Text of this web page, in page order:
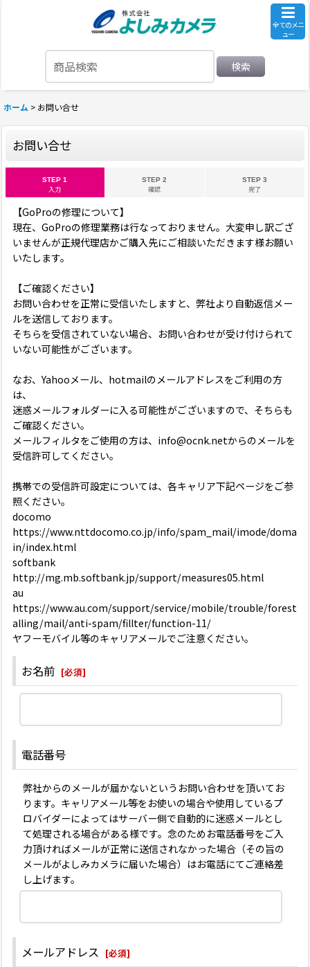
全てのメニ
ュー
検索
ホーム > お問い合せ
お問い合せ
STEP 1
入力
STEP 2
確認
STEP 3
完了
【GoProの修理について】
現在、GoProの修理業務は行なっておりません。大変申し訳ござ
いませんが正規代理店かご購入先にご相談いただきます様お願い
いたします。
【ご確認ください】
お問い合わせを正常に受信いたしますと、弊社より自動返信メー
ルを送信しております。
そちらを受信されていない場合、お問い合わせが受け付けられて
いない可能性がございます。
なお、Yahooメール、hotmailのメールアドレスをご利用の方
は、
迷惑メールフォルダーに入る可能性がございますので、そちらも
ご確認ください。
メールフィルタをご使用の方は、info@ocnk.netからのメールを
受信許可してください。
携帯での受信許可設定については、各キャリア下記ページをご参
照ください。
docomo
https://www.nttdocomo.co.jp/info/spam_mail/imode/doma
in/index.html
softbank
http://mg.mb.softbank.jp/support/measures05.html
au
https://www.au.com/support/service/mobile/trouble/forest
alling/mail/anti-spam/fillter/function-11/
ヤフーモバイル等のキャリアメールでご注意ください。
お名前 [必須]
電話番号
弊社からのメールが届かないというお問い合わせを頂いてお
ります。キャリアメール等をお使いの場合や使用しているプ
ロバイダーによってはサーバー側で自動的に迷惑メールとし
て処理される場合がある様です。念のためお電話番号をご入
力頂ければメールが正常に送信されなかった場合（その旨の
メールがよしみカメラに届いた場合）はお電話にてご連絡差
し上げます。
メールアドレス [必須]